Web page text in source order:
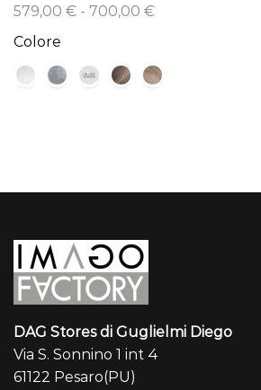
579,00 € - 700,00 €Fascia
da
Colore
DAG Stores di Guglielmi Diego
Via S. Sonnino 1 int 4
61122 Pesaro(PU)